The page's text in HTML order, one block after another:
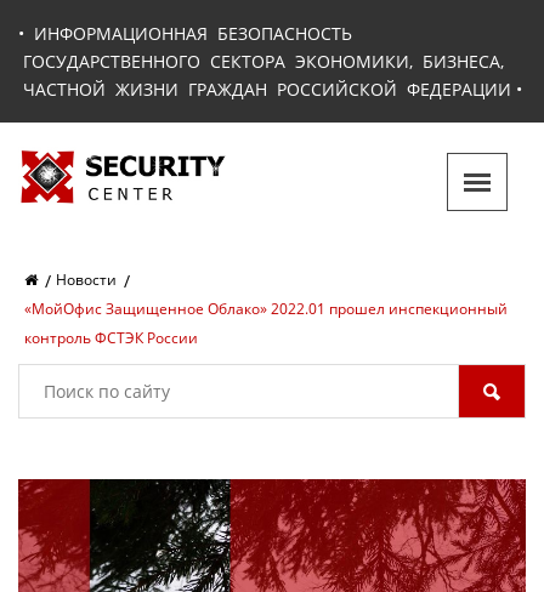
• ИНФОРМАЦИОННАЯ БЕЗОПАСНОСТЬ
ГОСУДАРСТВЕННОГО СЕКТОРА ЭКОНОМИКИ, БИЗНЕСА,
ЧАСТНОЙ ЖИЗНИ ГРАЖДАН РОССИЙСКОЙ ФЕДЕРАЦИИ •
Новости
«МойОфис Защищенное Облако» 2022.01 прошел инспекционный
контроль ФСТЭК России